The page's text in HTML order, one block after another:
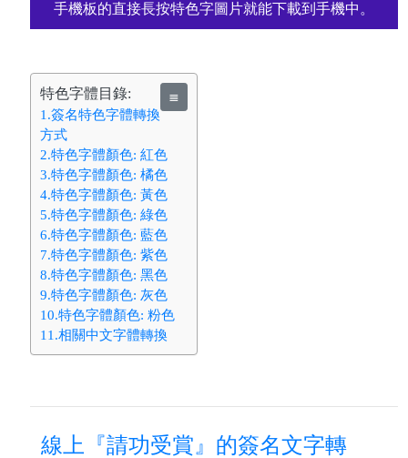
手機板的直接長按特色字圖片就能下載到手機中。
特色字體目錄: ≣
1.簽名特色字體轉換
方式
2.特色字體顏色: 紅色
3.特色字體顏色: 橘色
4.特色字體顏色: 黃色
5.特色字體顏色: 綠色
6.特色字體顏色: 藍色
7.特色字體顏色: 紫色
8.特色字體顏色: 黑色
9.特色字體顏色: 灰色
10.特色字體顏色: 粉色
11.相關中文字體轉換
線上『請功受賞』的簽名文字轉